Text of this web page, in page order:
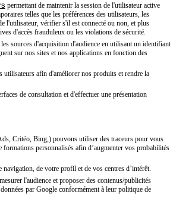
permettant de maintenir la session de l'utilisateur active
telles que les préférences des utilisateurs, les
l'utilisateur, vérifier s'il est connecté ou non, et plus
d'accès frauduleux ou les violations de sécurité.
sources d'acquisition d'audience en utilisant un identifiant
sur nos sites et nos applications en fonction des
utilisateurs afin d'améliorer nos produits et rendre la
de consultation et d'effectuer une présentation
Critéo, Bing,) pouvons utiliser des traceurs pour vous
personnalisés afin d’augmenter vos probabilités
de votre profil et de vos centres d’intérêt.
l'audience et proposer des contenus/publicités
par Google conformément à leur politique de